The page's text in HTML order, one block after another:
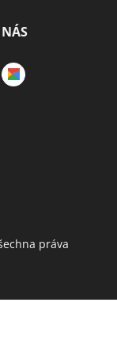
NÁS
práva